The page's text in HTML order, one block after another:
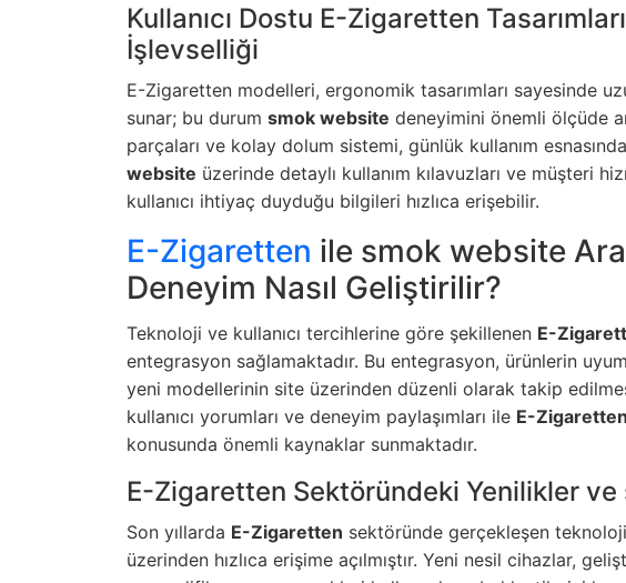
Kullanıcı Dostu E-Zigaretten
İşlevselliği
E-Zigaretten modelleri, ergonomik tasarımları sayesinde
sunar; bu durum smok website deneyimini önemli ölçüde
parçaları ve kolay dolum sistemi, günlük kullanım
website üzerinde detaylı kullanım kılavuzları ve müşteri
kullanıcı ihtiyaç duyduğu bilgileri hızlıca erişebilir.
E-Zigaretten ile smok website
Deneyim Nasıl Geliştirilir?
Teknoloji ve kullanıcı tercihlerine göre şekillenen E-
entegrasyon sağlamaktadır. Bu entegrasyon, ürünlerin
yeni modellerinin site üzerinden düzenli olarak takip
kullanıcı yorumları ve deneyim paylaşımları ile E-Zigaretten
konusunda önemli kaynaklar sunmaktadır.
E-Zigaretten Sektöründeki Yenilikler ve
Son yıllarda E-Zigaretten sektöründe gerçekleşen
üzerinden hızlıca erişime açılmıştır. Yeni nesil cihazlar,